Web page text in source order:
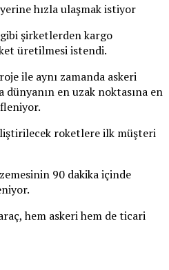
hızla ulaşmak istiyor
şirketlerden kargo
üretilmesi istendi.
ile aynı zamanda askeri
en uzak noktasına en
roketlere ilk müşteri
90 dakika içinde
hem askeri hem de ticari